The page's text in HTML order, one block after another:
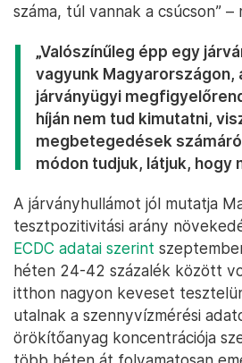
száma, túl vannak a csúcson” –
„Valószínűleg épp egy
vagyunk Magyarországon,
járványügyi
híján nem tud kimutatni,
megbetegedések
módon tudjuk, látjuk, hogy
A járványhullámot jól mutatja
tesztpozitivitási arány
ECDC adatai szerint
héten 24-42 százalék között
itthon nagyon keveset
utalnak a szennyvízmérési
örökítőanyag koncentrációja